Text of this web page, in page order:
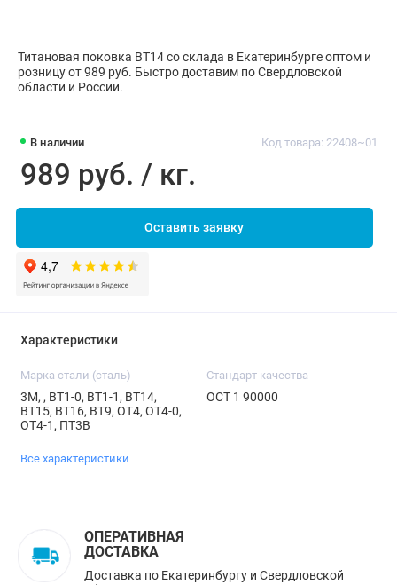
В наличии Код товара: 22408~01
989 руб. / кг.
Оставить заявку
Титановая поковка ВТ14 со склада в Екатеринбурге оптом и
розницу от 989 руб. Быстро доставим по Свердловской
области и России.
Характеристики
Марка стали (сталь)
3М, , ВТ1-0, ВТ1-1, ВТ14,
ВТ15, ВТ16, ВТ9, ОТ4, ОТ4-0,
ОТ4-1, ПТ3В
Стандарт качества
ОСТ 1 90000
Все характеристики
ОПЕРАТИВНАЯ
ДОСТАВКА
Доставка по Екатеринбургу и Свердловской